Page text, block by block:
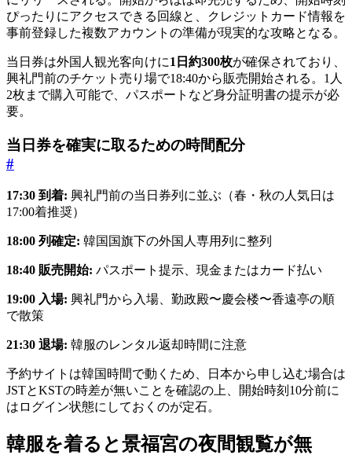
ぴったりにアクセスできる回線と、クレジットカード情報を
事前登録した複数アカウントの準備が現実的な攻略となる。
当日券は外国人観光客向けに1日約300枚が確保されており、
興礼門前のチケット売り場で18:40から販売開始される。1人
2枚まで購入可能で、パスポートなど身分証明書の提示が必
要。
当日券を確実に取るための時間配分
#
17:30 到着: 興礼門前の当日券列に並ぶ（春・秋の人気日は
17:00着推奨）
18:00 列確定: 韓国国旗下の外国人専用列に整列
18:40 販売開始: パスポート提示、現金またはカード払い
19:00 入場: 興礼門から入場、勤政殿〜慶会楼〜香遠亭の順
で散策
21:30 退場: 韓服のレンタル返却時間に注意
予約サイトは韓国時間で動くため、日本から申し込む場合は
JSTとKSTの時差が無いことを確認の上、開始時刻10分前に
はログイン状態にしておくのが定石。
韓服を着ると景福宮の夜間観覧が無